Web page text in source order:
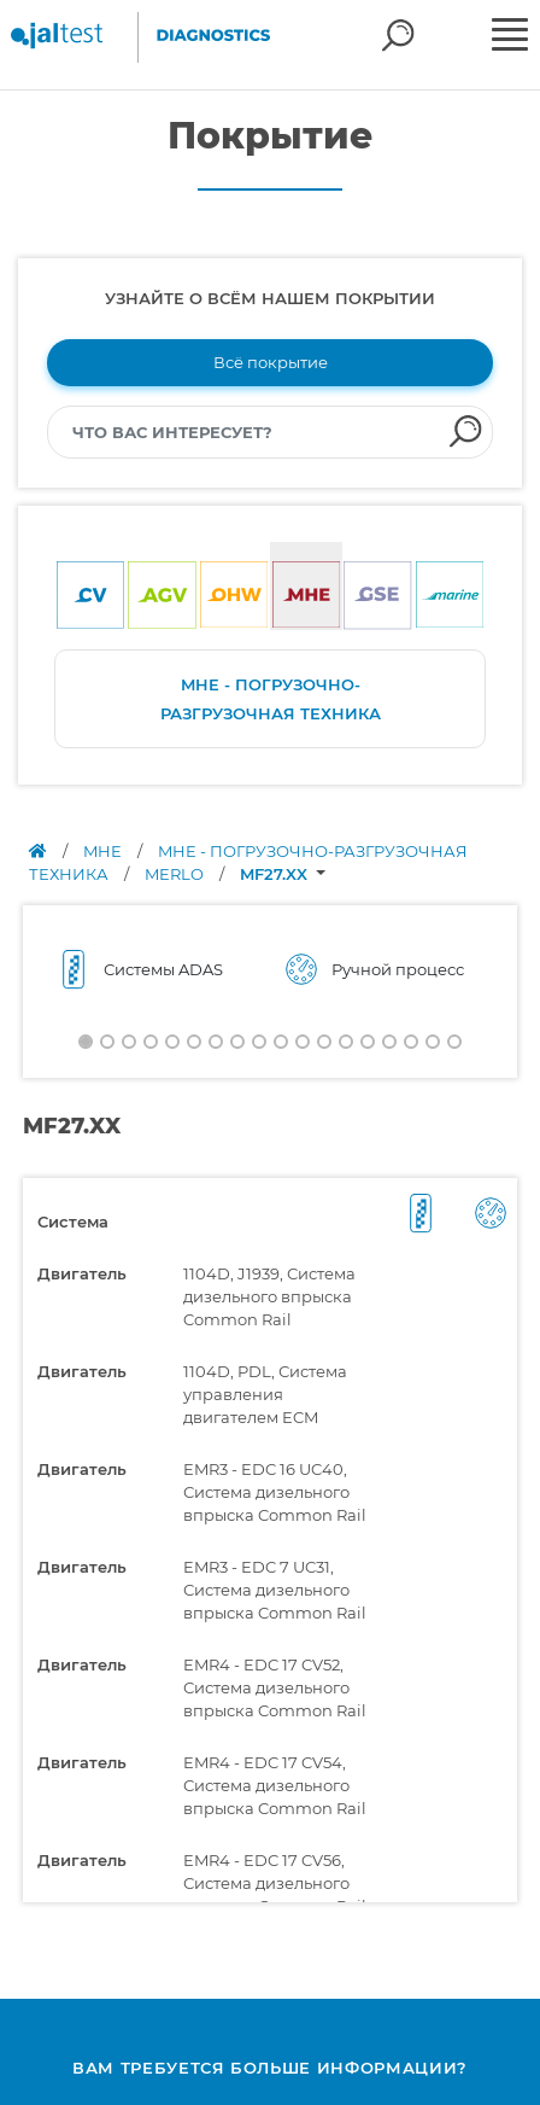
Покрытие
УЗНАЙТЕ О ВСЁМ НАШЕМ ПОКРЫТИИ
Всё покрытие
MHE - ПОГРУЗОЧНО-
РАЗГРУЗОЧНАЯ ТЕХНИКА
/ MHE /
MHE - ПОГРУЗОЧНО-РАЗГРУЗОЧНАЯ
ТЕХНИКА
/ MERLO / MF27.XX
Системы ADAS Ручной процесс
MF27.XX
Система
Двигатель
1104D, J1939, Система
дизельного впрыска
Common Rail
Двигатель
1104D, PDL, Система
управления
двигателем ECM
Двигатель
EMR3 - EDC 16 UC40,
Система дизельного
впрыска Common Rail
Двигатель
EMR3 - EDC 7 UC31,
Система дизельного
впрыска Common Rail
Двигатель
EMR4 - EDC 17 CV52,
Система дизельного
впрыска Common Rail
Двигатель
EMR4 - EDC 17 CV54,
Система дизельного
впрыска Common Rail
Двигатель
EMR4 - EDC 17 CV56,
Система дизельного
впрыска Common Rail
Программируемый
ВАМ ТРЕБУЕТСЯ БОЛЬШЕ ИНФОРМАЦИИ?